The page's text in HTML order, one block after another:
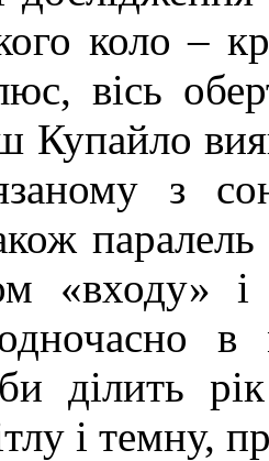
коло –
вісь
Купайло
з
«входу»
ділить
і темну,